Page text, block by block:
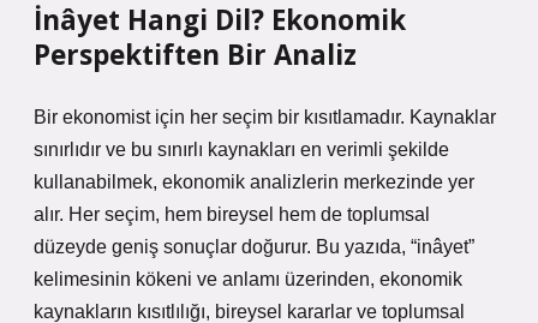
İnâyet Hangi Dil? Ekonomik
Perspektiften Bir Analiz
Bir ekonomist için her seçim bir kısıtlamadır. Kaynaklar
sınırlıdır ve bu sınırlı kaynakları en verimli şekilde
kullanabilmek, ekonomik analizlerin merkezinde yer
alır. Her seçim, hem bireysel hem de toplumsal
düzeyde geniş sonuçlar doğurur. Bu yazıda, “inâyet”
kelimesinin kökeni ve anlamı üzerinden, ekonomik
kaynakların kısıtlılığı, bireysel kararlar ve toplumsal